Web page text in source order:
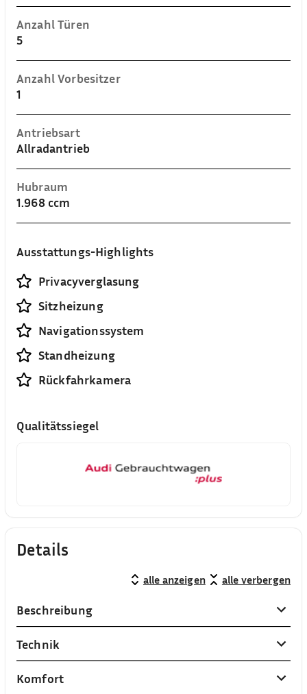
Anzahl Türen
5
Anzahl Vorbesitzer
1
Antriebsart
Allradantrieb
Hubraum
1.968 ccm
Ausstattungs-Highlights
Privacyverglasung
Sitzheizung
Navigationssystem
Standheizung
Rückfahrkamera
Qualitätssiegel
Details
alle anzeigen alle verbergen
Beschreibung
Technik
Komfort